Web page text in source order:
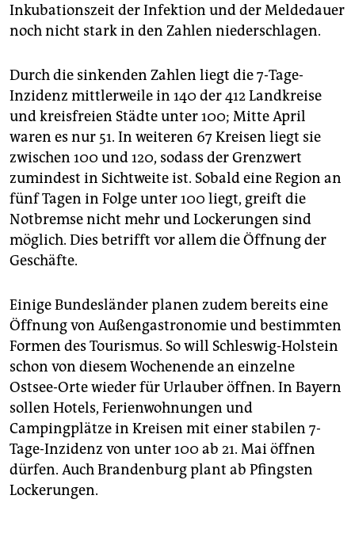
Inkubationszeit der Infektion und der Meldedauer
noch nicht stark in den Zahlen niederschlagen.
Durch die sinkenden Zahlen liegt die 7-Tage-
Inzidenz mittlerweile in 140 der 412 Landkreise
und kreisfreien Städte unter 100; Mitte April
waren es nur 51. In weiteren 67 Kreisen liegt sie
zwischen 100 und 120, sodass der Grenzwert
zumindest in Sichtweite ist. Sobald eine Region an
fünf Tagen in Folge unter 100 liegt, greift die
Notbremse nicht mehr und Lockerungen sind
möglich. Dies betrifft vor allem die Öffnung der
Geschäfte.
Einige Bundesländer planen zudem bereits eine
Öffnung von Außengastronomie und bestimmten
Formen des Tourismus. So will Schleswig-Holstein
schon von diesem Wochenende an einzelne
Ostsee-Orte wieder für Urlauber öffnen. In Bayern
sollen Hotels, Ferienwohnungen und
Campingplätze in Kreisen mit einer stabilen 7-
Tage-Inzidenz von unter 100 ab 21. Mai öffnen
dürfen. Auch Brandenburg plant ab Pfingsten
Lockerungen.